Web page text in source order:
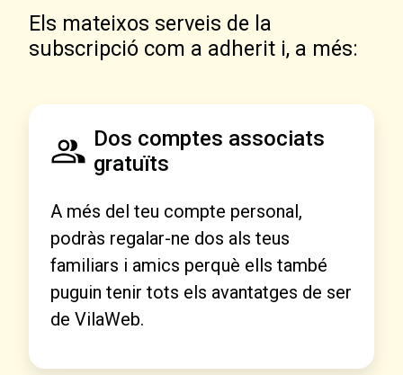
Els mateixos serveis de la
subscripció com a adherit i, a més:
Dos comptes associats
gratuïts
A més del teu compte personal,
podràs regalar-ne dos als teus
familiars i amics perquè ells també
puguin tenir tots els avantatges de ser
de VilaWeb.